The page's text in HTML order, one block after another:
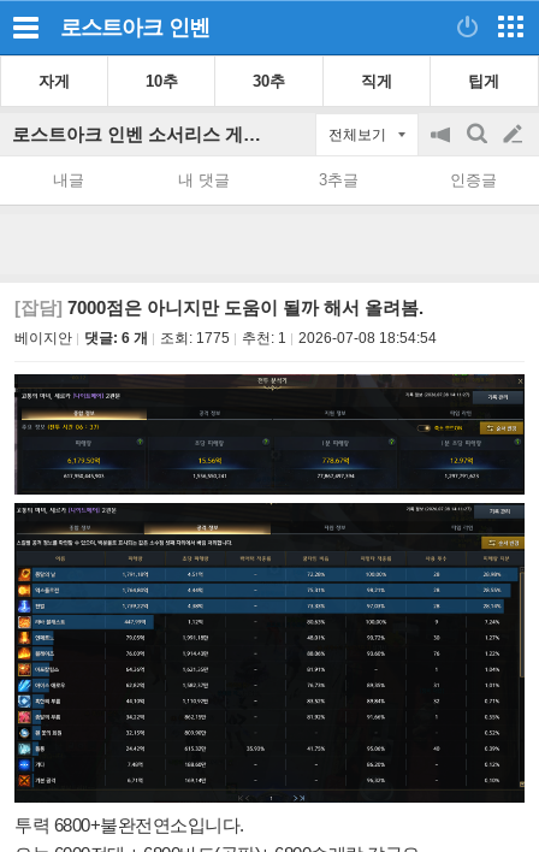
로스트아크 인벤
자게 10추 30추 직게 팁게
로스트아크 인벤 소서리스 게시판 전체보기
공
on/off
검
색
글
쓰
내글 내 댓글 3추글 인증글
[잡담] 7000점은 아니지만 도움이 될까 해서 올려봄.
베이지안 댓글: 6 개 조회: 1775 추천: 1 2026-07-08 18:54:54
투력 6800+불완전연소입니다.